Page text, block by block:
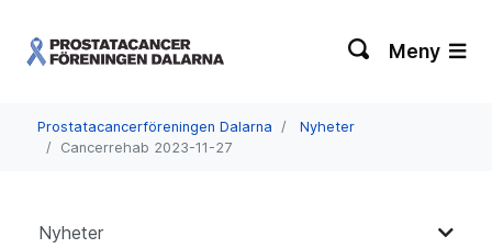
Meny
Prostatacancerföreningen Dalarna
Nyheter
Cancerrehab 2023-11-27
Nyheter